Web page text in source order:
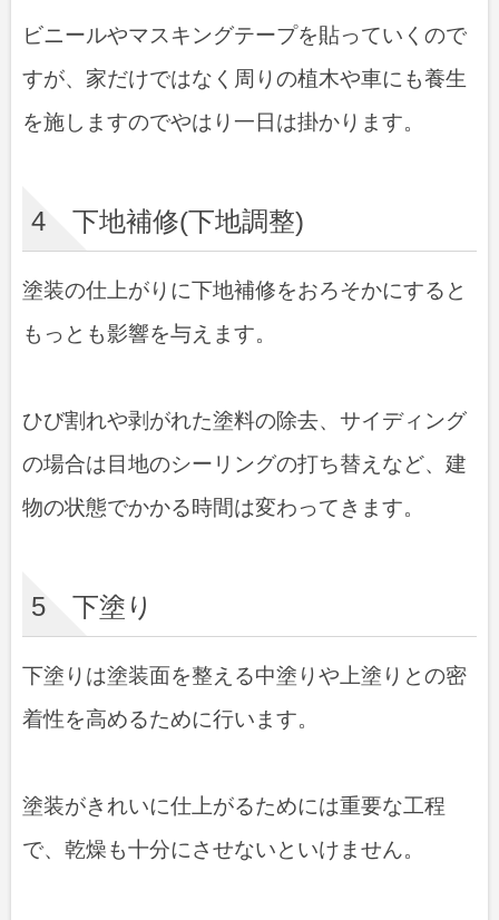
ビニールやマスキングテープを貼っていくので
すが、家だけではなく周りの植木や車にも養生
を施しますのでやはり一日は掛かります。
4 下地補修(下地調整)
塗装の仕上がりに下地補修をおろそかにすると
もっとも影響を与えます。
ひび割れや剥がれた塗料の除去、サイディング
の場合は目地のシーリングの打ち替えなど、建
物の状態でかかる時間は変わってきます。
5 下塗り
下塗りは塗装面を整える中塗りや上塗りとの密
着性を高めるために行います。
塗装がきれいに仕上がるためには重要な工程
で、乾燥も十分にさせないといけません。